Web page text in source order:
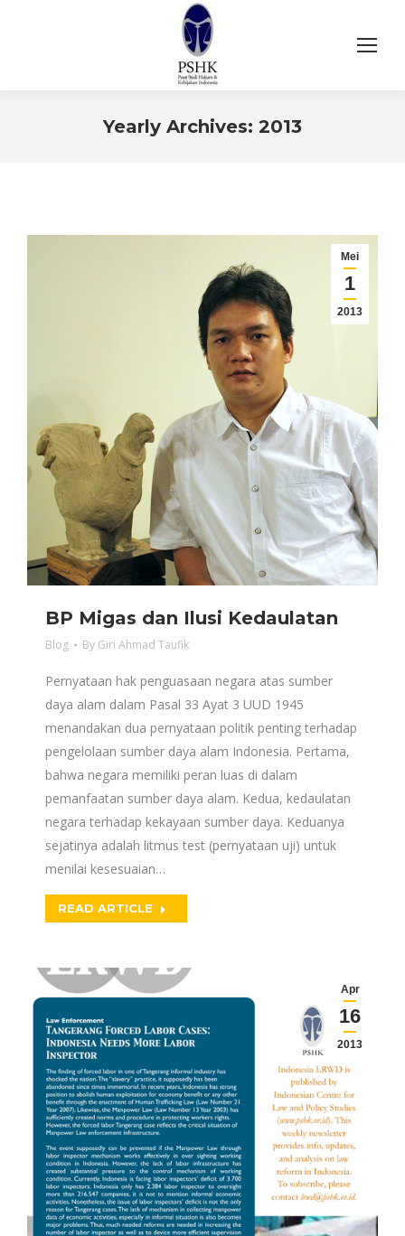
Yearly Archives: 2013
Mei
1
2013
BP Migas dan Ilusi Kedaulatan
Blog By Giri Ahmad Taufik
Pernyataan hak penguasaan negara atas sumber
daya alam dalam Pasal 33 Ayat 3 UUD 1945
menandakan dua pernyataan politik penting terhadap
pengelolaan sumber daya alam Indonesia. Pertama,
bahwa negara memiliki peran luas di dalam
pemanfaatan sumber daya alam. Kedua, kedaulatan
negara terhadap kekayaan sumber daya. Keduanya
sejatinya adalah litmus test (pernyataan uji) untuk
menilai kesesuaian…
READ ARTICLE
Apr
16
2013